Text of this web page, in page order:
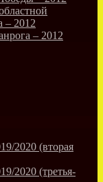
– 2012
– 2012
2020 (вторая
2020 (третья-